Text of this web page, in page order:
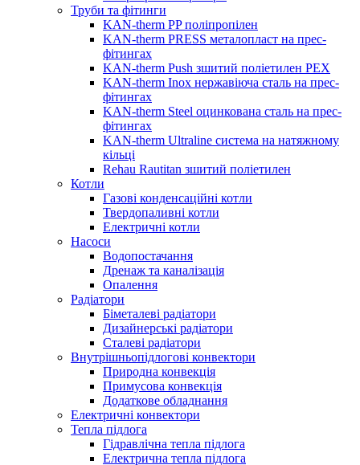
Труби та фітинги
KAN-therm PP поліпропілен
KAN-therm PRESS металопласт на прес-
фітингах
KAN-therm Push зшитий поліетилен PEX
KAN-therm Inox нержавіюча сталь на прес-
фітингах
KAN-therm Steel оцинкована сталь на прес-
фітингах
KAN-therm Ultraline система на натяжному
кільці
Rehau Rautitan зшитий поліетилен
Котли
Газові конденсаційні котли
Твердопаливні котли
Електричні котли
Насоси
Водопостачання
Дренаж та каналізація
Опалення
Радіатори
Біметалеві радіатори
Дизайнерські радіатори
Сталеві радіатори
Внутрішньопідлогові конвектори
Природна конвекція
Примусова конвекція
Додаткове обладнання
Електричні конвектори
Тепла підлога
Гідравлічна тепла підлога
Електрична тепла підлога